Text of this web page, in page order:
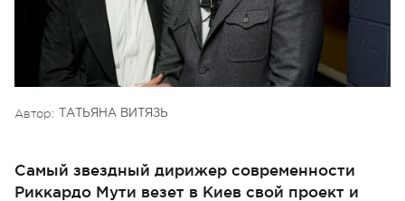
Автор: ТАТЬЯНА ВИТЯЗЬ
Самый звездный дирижер современности
Риккардо Мути везет в Киев свой проект и